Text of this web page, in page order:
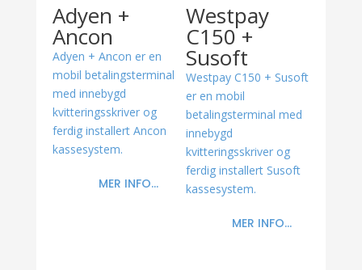
Adyen +
Ancon
Adyen + Ancon er en
mobil betalingsterminal
med innebygd
kvitteringsskriver og
ferdig installert Ancon
kassesystem.
MER INFO...
Westpay
C150 +
Susoft
Westpay C150 + Susoft
er en mobil
betalingsterminal med
innebygd
kvitteringsskriver og
ferdig installert Susoft
kassesystem.
MER INFO...